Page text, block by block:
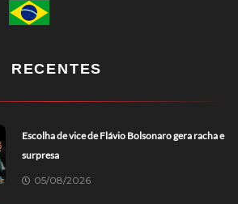
RECENTES
Escolha de vice de Flávio Bolsonaro gera racha e
surpresa
05/08/2026